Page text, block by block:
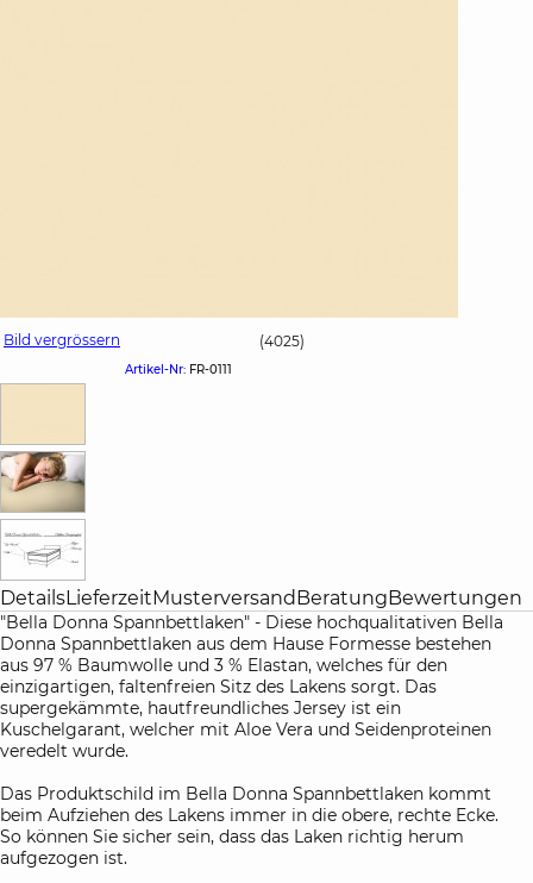
Bild vergrössern (4025)
Artikel-Nr: FR-0111
DetailsLieferzeitMusterversandBeratungBewertungen
"Bella Donna Spannbettlaken" - Diese hochqualitativen Bella
Donna Spannbettlaken aus dem Hause Formesse bestehen
aus 97 % Baumwolle und 3 % Elastan, welches für den
einzigartigen, faltenfreien Sitz des Lakens sorgt. Das
supergekämmte, hautfreundliches Jersey ist ein
Kuschelgarant, welcher mit Aloe Vera und Seidenproteinen
veredelt wurde.
Das Produktschild im Bella Donna Spannbettlaken kommt
beim Aufziehen des Lakens immer in die obere, rechte Ecke.
So können Sie sicher sein, dass das Laken richtig herum
aufgezogen ist.